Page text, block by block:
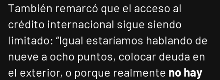
También remarcó que el acceso al
crédito internacional sigue siendo
limitado: “Igual estaríamos hablando de
nueve a ocho puntos, colocar deuda en
el exterior, o porque realmente no hay